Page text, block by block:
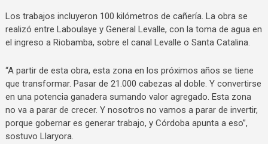
Los trabajos incluyeron 100 kilómetros de cañería. La obra se
realizó entre Laboulaye y General Levalle, con la toma de agua en
el ingreso a Riobamba, sobre el canal Levalle o Santa Catalina.
“A partir de esta obra, esta zona en los próximos años se tiene
que transformar. Pasar de 21.000 cabezas al doble. Y convertirse
en una potencia ganadera sumando valor agregado. Esta zona
no va a parar de crecer. Y nosotros no vamos a parar de invertir,
porque gobernar es generar trabajo, y Córdoba apunta a eso”,
sostuvo Llaryora.